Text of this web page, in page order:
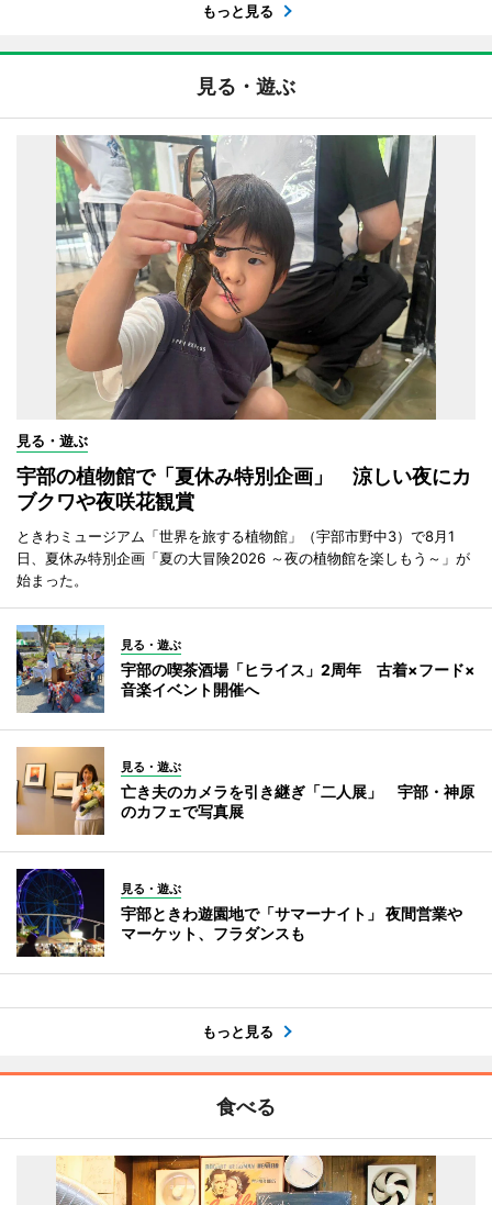
もっと見る
見る・遊ぶ
見る・遊ぶ
宇部の植物館で「夏休み特別企画」 涼しい夜にカ
ブクワや夜咲花観賞
ときわミュージアム「世界を旅する植物館」（宇部市野中3）で8月1
日、夏休み特別企画「夏の大冒険2026 ～夜の植物館を楽しもう～」が
始まった。
見る・遊ぶ
宇部の喫茶酒場「ヒライス」2周年 古着×フード×
音楽イベント開催へ
見る・遊ぶ
亡き夫のカメラを引き継ぎ「二人展」 宇部・神原
のカフェで写真展
見る・遊ぶ
宇部ときわ遊園地で「サマーナイト」 夜間営業や
マーケット、フラダンスも
もっと見る
食べる